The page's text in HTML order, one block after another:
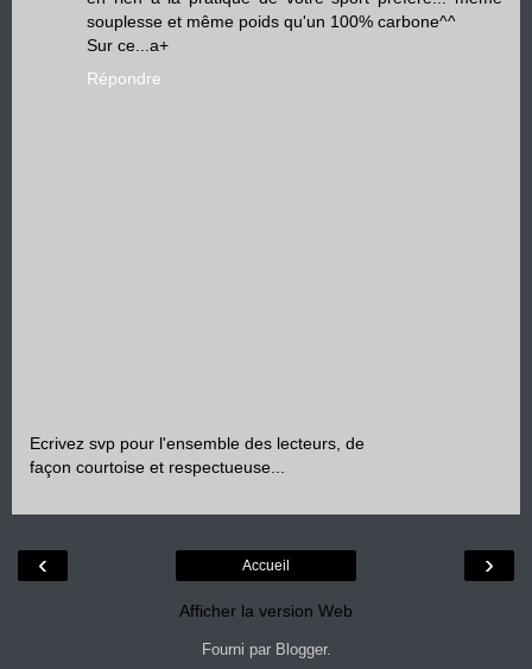
souplesse et même poids qu'un 100% carbone^^
Sur ce...a+
Répondre
Ecrivez svp pour l'ensemble des lecteurs, de
façon courtoise et respectueuse...
‹ ›
Accueil
Afficher la version Web
Fourni par Blogger.